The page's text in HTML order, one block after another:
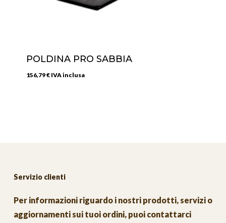
POLDINA PRO SABBIA
156,79€ IVA inclusa
Servizio clienti
Per informazioni riguardo i nostri prodotti, servizi o
aggiornamenti sui tuoi ordini, puoi contattarci